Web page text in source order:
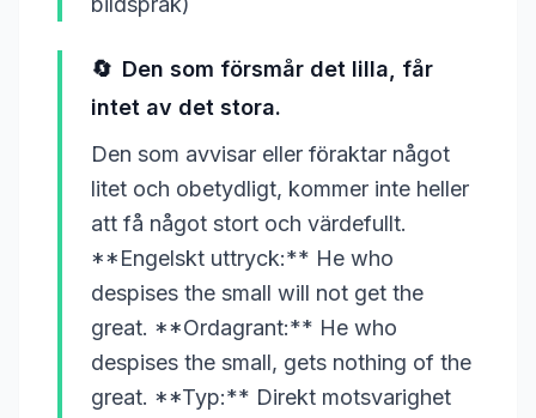
🔄 Den som försmår det lilla, får
intet av det stora.
Den som avvisar eller föraktar något
litet och obetydligt, kommer inte heller
att få något stort och värdefullt.
**Engelskt uttryck:** He who
despises the small will not get the
great. **Ordagrant:** He who
despises the small, gets nothing of the
great. **Typ:** Direkt motsvarighet